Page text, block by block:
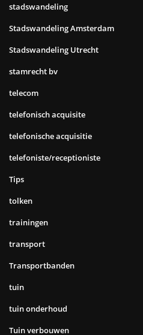
stadswandeling
Stadswandeling Amsterdam
Stadswandeling Utrecht
stamrecht bv
telecom
telefonisch acquisite
telefonische acquisitie
telefoniste/receptioniste
Tips
tolken
trainingen
transport
Transportbanden
tuin
tuin onderhoud
Tuin verbouwen